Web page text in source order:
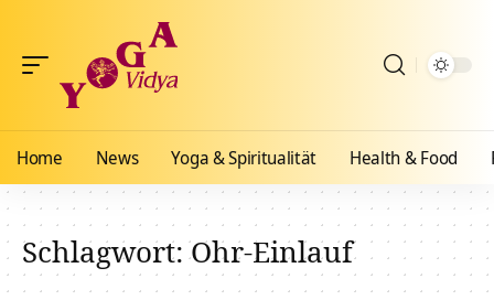
Home News Yoga & Spiritualität Health & Food
Schlagwort:Ohr-Einlauf